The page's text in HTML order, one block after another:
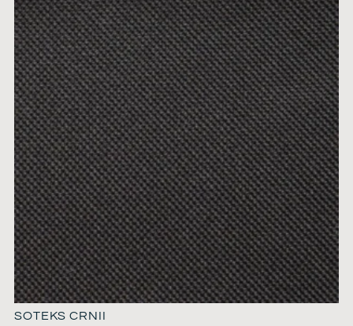
SOTEKS CRNII